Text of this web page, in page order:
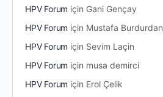
HPV Forum için Gani Gençay
HPV Forum için Mustafa Burdurdan
HPV Forum için Sevim Laçin
HPV Forum için musa demirci
HPV Forum için Erol Çelik